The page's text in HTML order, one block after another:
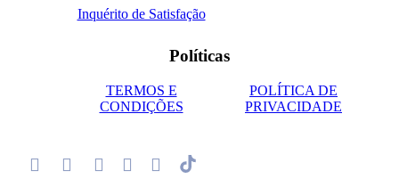
Inquérito de Satisfação
Políticas
TERMOS E
CONDIÇÕES
POLÍTICA DE
PRIVACIDADE